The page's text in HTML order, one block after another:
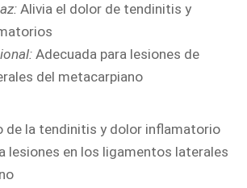
Alivia el dolor de tendinitis y
Adecuada para lesiones de
del metacarpiano
de la tendinitis y dolor inflamatorio
lesiones en los ligamentos laterales